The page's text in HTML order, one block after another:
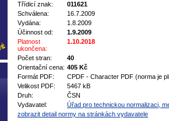
Třídicí znak:
011621
Schválena:
16.7.2009
Vydána:
1.8.2009
Účinnost od:
1.9.2009
Platnost
ukončena:
1.10.2018
Počet stran:
40
Orientační cena: 405 Kč
Formát PDF:
CPDF - Character PDF (norma je
Velikost PDF:
5467 kB
Druh:
ČSN
Vydavatel:
Úřad pro technickou normalizaci,
zobrazit detail normy na stránkách vydavatele